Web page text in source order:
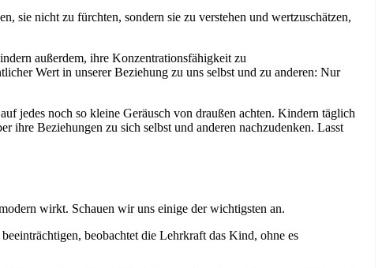
sie nicht zu fürchten, sondern sie zu verstehen und wertzuschätzen,
außerdem, ihre Konzentrationsfähigkeit zu
Wert in unserer Beziehung zu uns selbst und zu anderen: Nur
jedes noch so kleine Geräusch von draußen achten. Kindern täglich
ihre Beziehungen zu sich selbst und anderen nachzudenken. Lasst
wirkt. Schauen wir uns einige der wichtigsten an.
beobachtet die Lehrkraft das Kind, ohne es